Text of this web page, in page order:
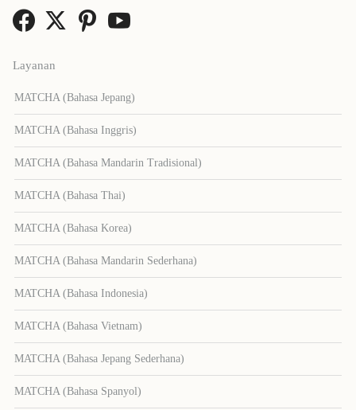
Layanan
MATCHA (Bahasa Jepang)
MATCHA (Bahasa Inggris)
MATCHA (Bahasa Mandarin Tradisional)
MATCHA (Bahasa Thai)
MATCHA (Bahasa Korea)
MATCHA (Bahasa Mandarin Sederhana)
MATCHA (Bahasa Indonesia)
MATCHA (Bahasa Vietnam)
MATCHA (Bahasa Jepang Sederhana)
MATCHA (Bahasa Spanyol)